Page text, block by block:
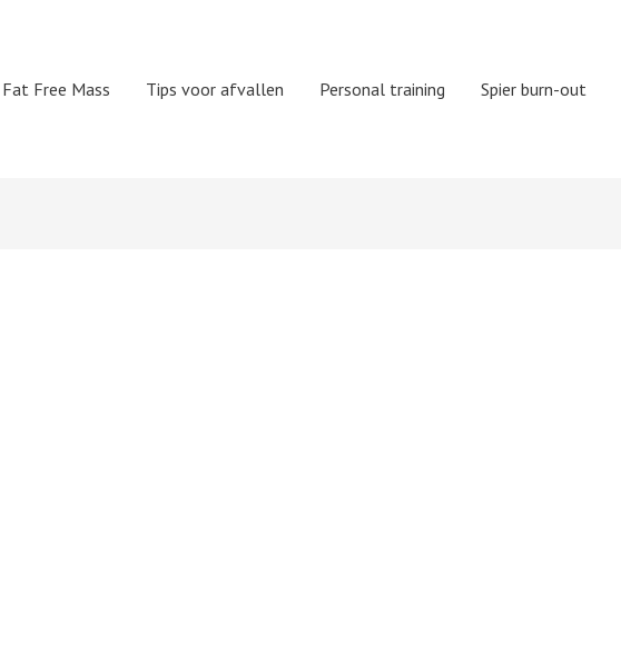
Fat Free Mass Tips voor afvallen Personal training Spier burn-out